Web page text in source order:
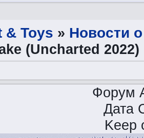
& Toys » ­Новости
(Uncharted 2022)
Форум
Дата
Keep